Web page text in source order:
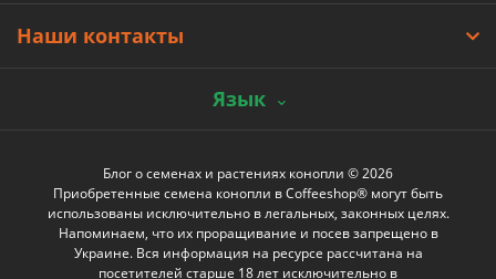
Наши контакты
Язык
Блог о семенах и растениях конопли © 2026
Приобретенные семена конопли в Coffeeshop® могут быть
использованы исключительно в легальных, законных целях.
Напоминаем, что их проращивание и посев запрещено в
Украине. Вся информация на ресурсе рассчитана на
посетителей старше 18 лет исключительно в